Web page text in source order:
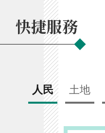
快捷服務
人民 土地